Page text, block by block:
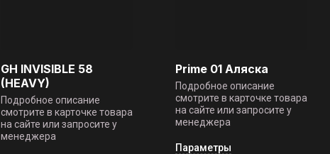
GH INVISIBLE 58
(HEAVY)
Подробное описание
смотрите в карточке товара
на сайте или запросите у
менеджера
Prime 01 Аляска
Подробное описание
смотрите в карточке товара
на сайте или запросите у
менеджера
Параметры